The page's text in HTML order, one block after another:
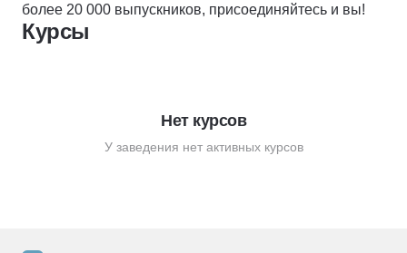
более 20 000 выпускников, присоединяйтесь и вы!
Курсы
Нет курсов
У заведения нет активных курсов